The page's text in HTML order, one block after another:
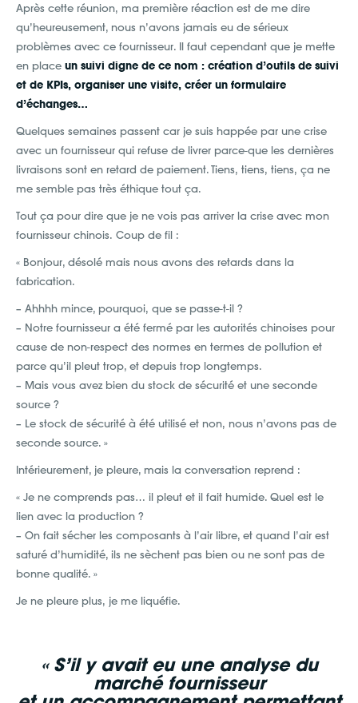
Après cette réunion, ma première réaction est de me dire
qu’heureusement, nous n’avons jamais eu de sérieux
problèmes avec ce fournisseur. Il faut cependant que je mette
en place un suivi digne de ce nom : création d’outils de suivi
et de KPIs, organiser une visite, créer un formulaire
d’échanges…
Quelques semaines passent car je suis happée par une crise
avec un fournisseur qui refuse de livrer parce-que les dernières
livraisons sont en retard de paiement. Tiens, tiens, tiens, ça ne
me semble pas très éthique tout ça.
Tout ça pour dire que je ne vois pas arriver la crise avec mon
fournisseur chinois. Coup de fil :
« Bonjour, désolé mais nous avons des retards dans la
fabrication.
– Ahhhh mince, pourquoi, que se passe-t-il ?
– Notre fournisseur a été fermé par les autorités chinoises pour
cause de non-respect des normes en termes de pollution et
parce qu’il pleut trop, et depuis trop longtemps.
– Mais vous avez bien du stock de sécurité et une seconde
source ?
– Le stock de sécurité à été utilisé et non, nous n’avons pas de
seconde source. »
Intérieurement, je pleure, mais la conversation reprend :
« Je ne comprends pas… il pleut et il fait humide. Quel est le
lien avec la production ?
– On fait sécher les composants à l’air libre, et quand l’air est
saturé d’humidité, ils ne sèchent pas bien ou ne sont pas de
bonne qualité. »
Je ne pleure plus, je me liquéfie.
« S’il y avait eu une analyse du
marché fournisseur